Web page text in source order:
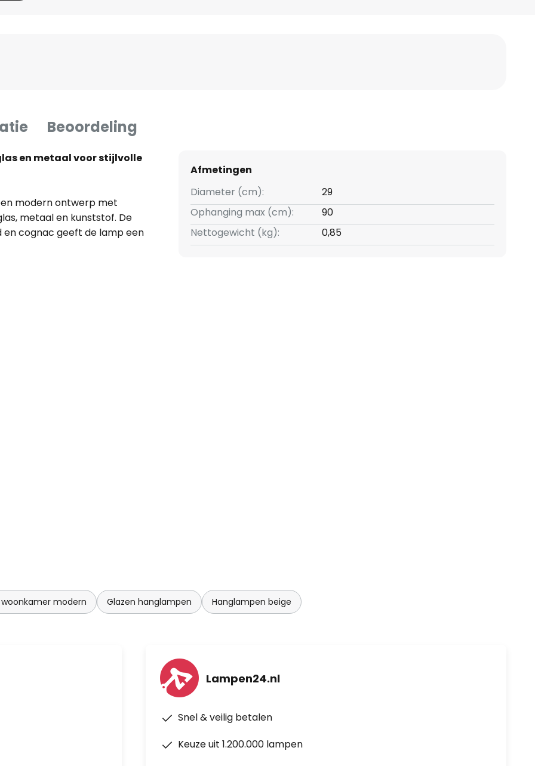
Beoordeling
en metaal voor stijlvolle
modern ontwerp met
metaal en kunststof. De
en cognac geeft de lamp een
in verschillende
via een externe dimmer te
waardoor hij niet
Afmetingen
Diameter (cm):
29
Ophanging max (cm):
90
Nettogewicht (kg):
0,85
modern Glazen hanglampen Hanglampen beige
Lampen24.nl
Snel & veilig betalen
Keuze uit 1.200.000 lampen